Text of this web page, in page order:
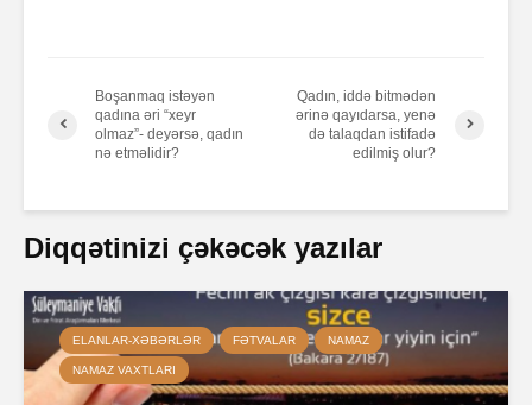
Boşanmaq istəyən
qadına əri “xeyr
olmaz”- deyərsə, qadın
nə etməlidir?
Qadın, iddə bitmədən
ərinə qayıdarsa, yenə
də talaqdan istifadə
edilmiş olur?
Diqqətinizi çəkəcək yazılar
ELANLAR-XƏBƏRLƏR FƏTVALAR NAMAZ
NAMAZ VAXTLARI